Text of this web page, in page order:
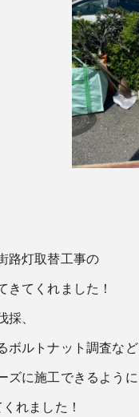
路灯取替工事の
きてくれました！
、
ボルトナット調査など
ズに施工できるように
れました！